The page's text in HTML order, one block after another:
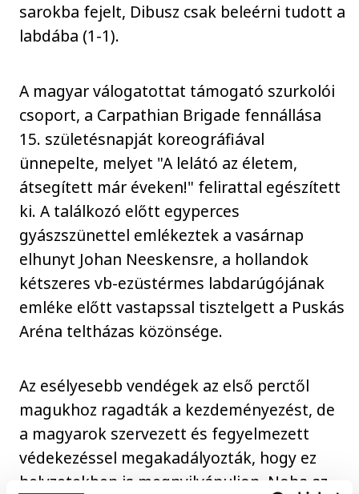
sarokba fejelt, Dibusz csak beleérni tudott a
labdába (1-1).
A magyar válogatottat támogató szurkolói
csoport, a Carpathian Brigade fennállása
15. születésnapját koreográfiával
ünnepelte, melyet "A lelátó az életem,
átsegített már éveken!" felirattal egészített
ki. A találkozó előtt egyperces
gyászszünettel emlékeztek a vasárnap
elhunyt Johan Neeskensre, a hollandok
kétszeres vb-ezüstérmes labdarúgójának
emléke előtt vastapssal tisztelgett a Puskás
Aréna teltházas közönsége.
Az esélyesebb vendégek az első perctől
magukhoz ragadták a kezdeményezést, de
a magyarok szervezett és fegyelmezett
védekezéssel megakadályozták, hogy ez
helyzetekben is megnyilvánuljon. Noha az